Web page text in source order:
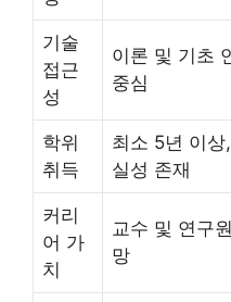
기술
접근
성
이론 및 기초
중심
학위
취득
최소 5년 이상
실성 존재
커리
어 가
치
교수 및 연구
망